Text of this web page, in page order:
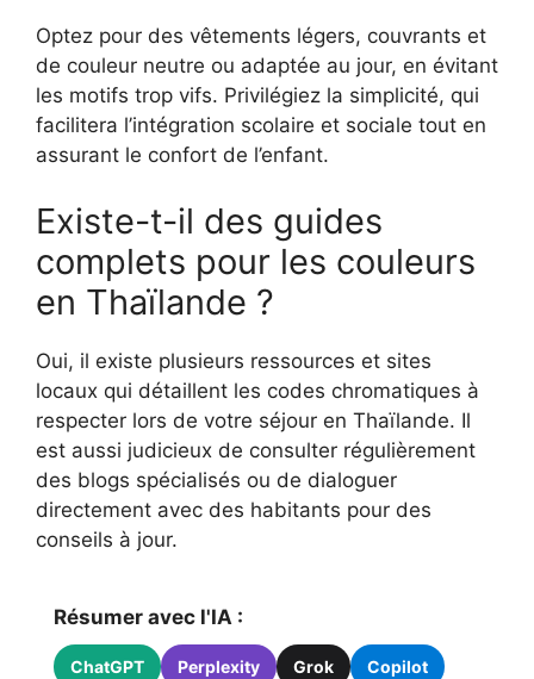
Optez pour des vêtements légers, couvrants et
de couleur neutre ou adaptée au jour, en évitant
les motifs trop vifs. Privilégiez la simplicité, qui
facilitera l’intégration scolaire et sociale tout en
assurant le confort de l’enfant.
Existe-t-il des guides
complets pour les couleurs
en Thaïlande ?
Oui, il existe plusieurs ressources et sites
locaux qui détaillent les codes chromatiques à
respecter lors de votre séjour en Thaïlande. Il
est aussi judicieux de consulter régulièrement
des blogs spécialisés ou de dialoguer
directement avec des habitants pour des
conseils à jour.
Résumer avec l'IA :
ChatGPT Perplexity Grok Copilot